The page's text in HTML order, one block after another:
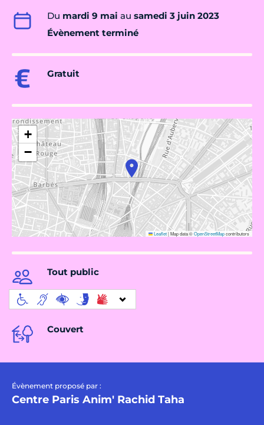
Du mardi 9 mai au samedi 3 juin 2023
Évènement terminé
Gratuit
+
−
Leaflet|Map data ©OpenStreetMapcontributors
Tout public
Couvert
Évènement proposé par :
Centre Paris Anim' Rachid Taha